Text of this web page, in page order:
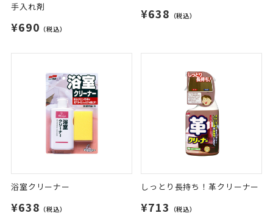
手入れ剤
¥690 （税込）
¥638 （税込）
浴室クリーナー
¥638 （税込）
しっとり長持ち！革クリーナー
¥713 （税込）